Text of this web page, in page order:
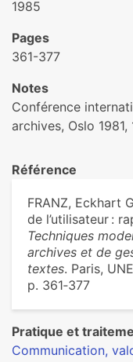
1985
Pages
361-377
Notes
Conférence
archives, Oslo
Référence
FRANZ, Eckhart
de l’utilisateur :
Techniques
archives et de
textes. Paris,
p. 361‑377
Pratique et
Communication,